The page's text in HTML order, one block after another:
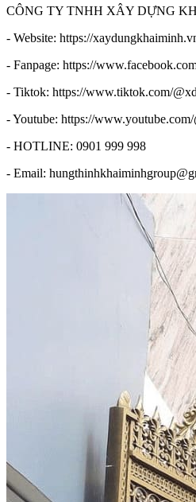
CÔNG TY TNHH XÂY DỰNG
- Website: https://
- Fanpage: https://
- Tiktok: https://www.tiktok.com/
- Youtube: https://
- HOTLINE: 0901 999 998
- Email: